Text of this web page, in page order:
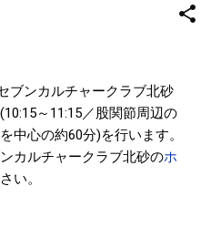
ブンカルチャークラブ北砂
(10:15～11:15／股関節周辺の
中心の約60分)を行います。
カルチャークラブ北砂のホ
い。